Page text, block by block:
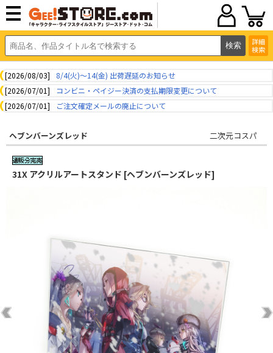
詳細
検索
[2026/08/03]
8/4(火)～14(金) 出荷遅延のお知らせ
[2026/07/01]
コンビニ・ペイジー決済の支払期限変更について
[2026/07/01]
ご注文確定メールの廃止について
ヘブンバーンズレッド 二次元コスパ
31X アクリルアートスタンド [ヘブンバーンズレッド]